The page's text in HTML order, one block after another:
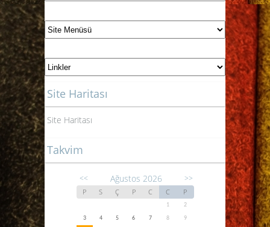
Site Haritası
Site Haritası
Takvim
<< Ağustos 2026 >>
P S Ç P C C P
1
2
3
4 5 6 7 8
9